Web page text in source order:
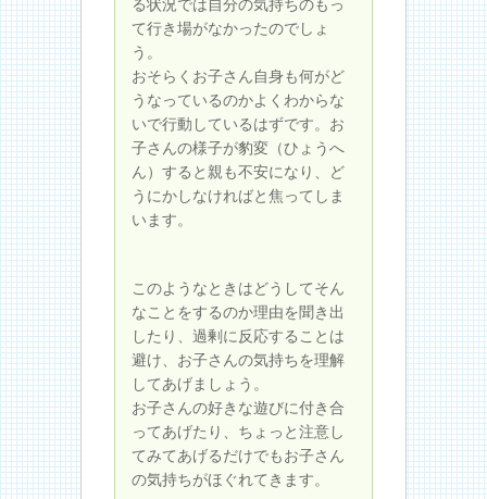
る状況では自分の気持ちのもっ
て行き場がなかったのでしょ
う。
おそらくお子さん自身も何がど
うなっているのかよくわからな
いで行動しているはずです。お
子さんの様子が豹変（ひょうへ
ん）すると親も不安になり、ど
うにかしなければと焦ってしま
います。
このようなときはどうしてそん
なことをするのか理由を聞き出
したり、過剰に反応することは
避け、お子さんの気持ちを理解
してあげましょう。
お子さんの好きな遊びに付き合
ってあげたり、ちょっと注意し
てみてあげるだけでもお子さん
の気持ちがほぐれてきます。